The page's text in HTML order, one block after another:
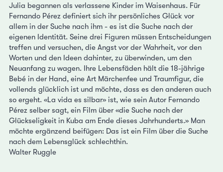
Julia begannen als verlassene Kinder im Waisenhaus. Für
Fernando Pérez definiert sich ihr persönliches Glück vor
allem in der Suche nach ihm - es ist die Suche nach der
eigenen Identität. Seine drei Figuren müssen Entscheidungen
treffen und versuchen, die Angst vor der Wahrheit, vor den
Worten und den Ideen dahinter, zu überwinden, um den
Neuanfang zu wagen. Ihre Lebensfäden hält die 18-jährige
Bebé in der Hand, eine Art Märchenfee und Traumfigur, die
vollends glücklich ist und möchte, dass es den anderen auch
so ergeht. «La vida es silbar» ist, wie sein Autor Fernando
Pérez selber sagt, ein Film über «die Suche nach der
Glückseligkeit in Kuba am Ende dieses Jahrhunderts.» Man
möchte ergänzend beifügen: Das ist ein Film über die Suche
nach dem Lebensglück schlechthin.
Walter Ruggle